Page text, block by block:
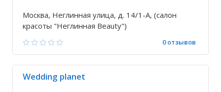
Москва, Неглинная улица, д. 14/1-А, (салон
красоты "Неглинная Beauty")
0 отзывов
Wedding planet